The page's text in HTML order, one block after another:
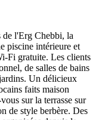
de l'Erg Chebbi, la
piscine intérieure et
Fi gratuite. Les clients
de salles de bains
Un délicieux
faits maison
sur la terrasse sur
de style berbère. Des